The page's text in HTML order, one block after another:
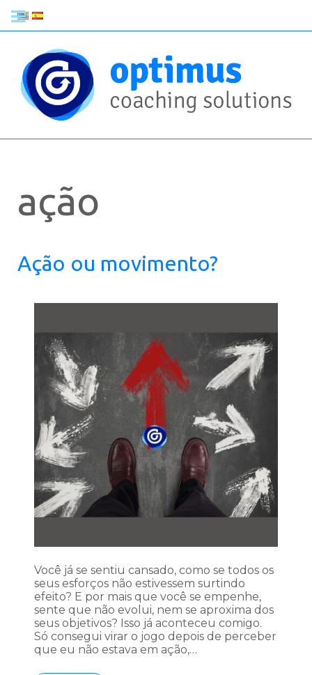
ação
Ação ou movimento?
Você já se sentiu cansado, como se todos os
seus esforços não estivessem surtindo
efeito? E por mais que você se empenhe,
sente que não evolui, nem se aproxima dos
seus objetivos? Isso já aconteceu comigo.
Só consegui virar o jogo depois de perceber
que eu não estava em ação,…